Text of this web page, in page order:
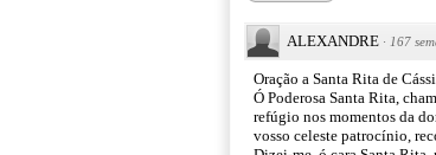
ALEXANDRE · 167
Oração a Santa Rita de
Ó Poderosa Santa Rita,
refúgio nos momentos da
vosso celeste patrocínio,